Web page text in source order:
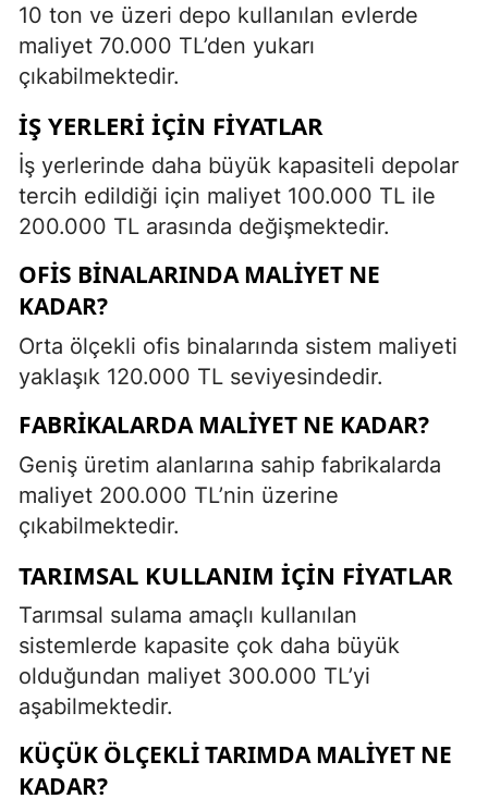
10 ton ve üzeri depo kullanılan evlerde
maliyet 70.000 TL’den yukarı
çıkabilmektedir.
İŞ YERLERI İÇIN FIYATLAR
İş yerlerinde daha büyük kapasiteli depolar
tercih edildiği için maliyet 100.000 TL ile
200.000 TL arasında değişmektedir.
OFIS BINALARINDA MALIYET NE
KADAR?
Orta ölçekli ofis binalarında sistem maliyeti
yaklaşık 120.000 TL seviyesindedir.
FABRIKALARDA MALIYET NE KADAR?
Geniş üretim alanlarına sahip fabrikalarda
maliyet 200.000 TL’nin üzerine
çıkabilmektedir.
TARIMSAL KULLANIM İÇIN FIYATLAR
Tarımsal sulama amaçlı kullanılan
sistemlerde kapasite çok daha büyük
olduğundan maliyet 300.000 TL’yi
aşabilmektedir.
KÜÇÜK ÖLÇEKLI TARIMDA MALIYET NE
KADAR?